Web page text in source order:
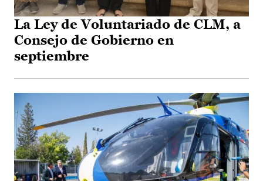
La Ley de Voluntariado de CLM, a
Consejo de Gobierno en
septiembre